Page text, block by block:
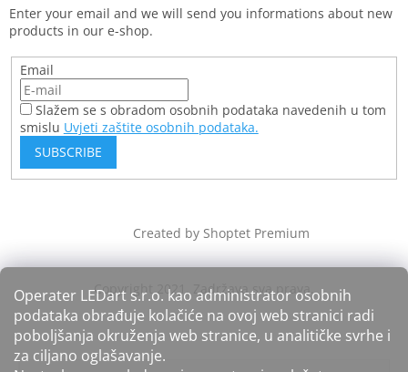
Operater LEDart s.r.o. kao administrator osobnih
podataka obrađuje kolačiće na ovoj web stranici radi
poboljšanja okruženja web stranice, u analitičke svrhe i
za ciljano oglašavanje.
Enter your email and we will send you informations about new
products in our e-shop.
Email
Slažem se s obradom osobnih podataka navedenih u tom
smislu Uvjeti zaštite osobnih podataka.
SUBSCRIBE
Created by Shoptet Premium